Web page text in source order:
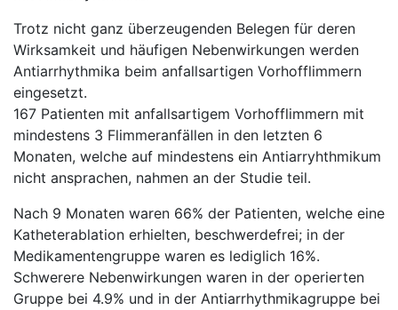
Trotz nicht ganz überzeugenden Belegen für deren
Wirksamkeit und häufigen Nebenwirkungen werden
Antiarrhythmika beim anfallsartigen Vorhofflimmern
eingesetzt.
167 Patienten mit anfallsartigem Vorhofflimmern mit
mindestens 3 Flimmeranfällen in den letzten 6
Monaten, welche auf mindestens ein Antiarryhthmikum
nicht ansprachen, nahmen an der Studie teil.
Nach 9 Monaten waren 66% der Patienten, welche eine
Katheterablation erhielten, beschwerdefrei; in der
Medikamentengruppe waren es lediglich 16%.
Schwerere Nebenwirkungen waren in der operierten
Gruppe bei 4.9% und in der Antiarrhythmikagruppe bei